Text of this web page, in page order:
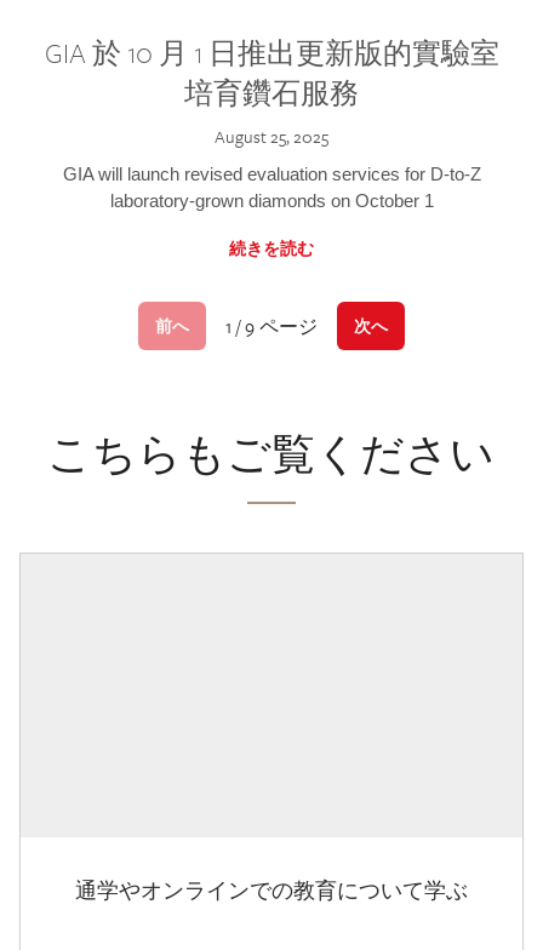
GIA 於 10 月 1 日推出更新版的實驗室
培育鑽石服務
August 25, 2025
GIA will launch revised evaluation services for D-to-Z
laboratory-grown diamonds on October 1
続きを読む
前へ 1 / 9 ページ 次へ
こちらもご覧ください
通学やオンラインでの教育について学ぶ